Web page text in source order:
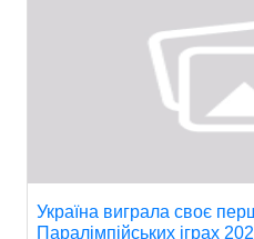
Україна виграла своє
Паралімпійських іграх